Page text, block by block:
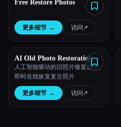
Free Restore Photos
更多细节 → 访问 ↗︎
AI Old Photo Restoration
人工智能驱动的旧照片修复服务-
即时在线恢复复古照片
更多细节 → 访问 ↗︎